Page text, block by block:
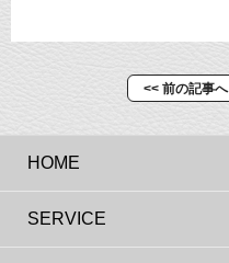
<< 前の記事へ
HOME
SERVICE